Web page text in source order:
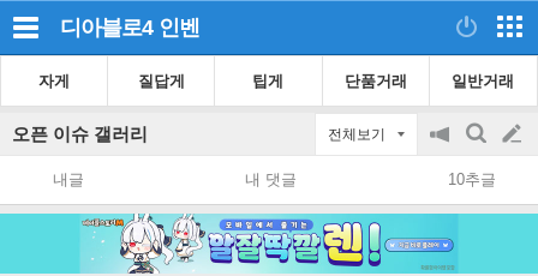
디아블로4 인벤
자게 질답게 팁게 단품거래 일반거래
오픈 이슈 갤러리 전체보기
공
지
on/off
검
색
글
쓰
내글 내 댓글 10추글